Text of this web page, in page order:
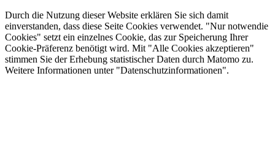
Durch die Nutzung dieser Website erklären Sie sich damit
einverstanden, dass diese Seite Cookies verwendet. "Nur notwendie
Cookies" setzt ein einzelnes Cookie, das zur Speicherung Ihrer
Cookie-Präferenz benötigt wird. Mit "Alle Cookies akzeptieren"
stimmen Sie der Erhebung statistischer Daten durch Matomo zu.
Weitere Informationen unter "Datenschutzinformationen".